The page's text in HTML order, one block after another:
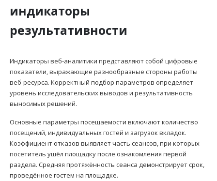
индикаторы
результативности
Индикаторы веб-аналитики представляют собой цифровые
показатели, выражающие разнообразные стороны работы
веб-ресурса. Корректный подбор параметров определяет
уровень исследовательских выводов и результативность
выносимых решений.
Основные параметры посещаемости включают количество
посещений, индивидуальных гостей и загрузок вкладок.
Коэффициент отказов выявляет часть сеансов, при которых
посетитель ушёл площадку после ознакомления первой
раздела. Средняя протяжённость сеанса демонстрирует срок,
проведённое гостем на площадке.